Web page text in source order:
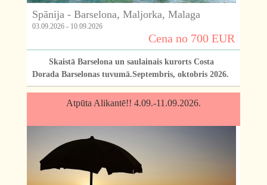
Spānija - Barselona, Maljorka, Malaga
03.09.2026 - 10.09.2026
Cena no 700 EUR
Skaistā Barselona un saulainais kurorts Costa
Dorada Barselonas tuvumā.Septembris, oktobris 2026.
Atpūta Alikantē!! 4.09.-11.09.2026.